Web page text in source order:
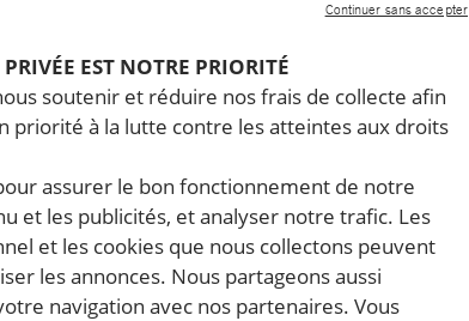
EST NOTRE PRIORITÉ
soutenir et réduire nos frais de collecte afin
priorité à la lutte contre les atteintes aux droits
assurer le bon fonctionnement de notre
et les publicités, et analyser notre trafic. Les
et les cookies que nous collectons peuvent
les annonces. Nous partageons aussi
navigation avec nos partenaires. Vous
Continuer sans accepter